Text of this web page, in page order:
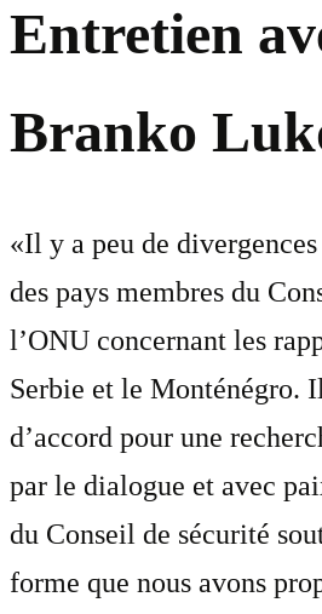
Entretien
Branko
«Il y a peu de
des pays membres du
l’ONU concernant les
Serbie et le Monténégro.
d’accord pour une
par le dialogue et avec
du Conseil de sécurité
forme que nous avons